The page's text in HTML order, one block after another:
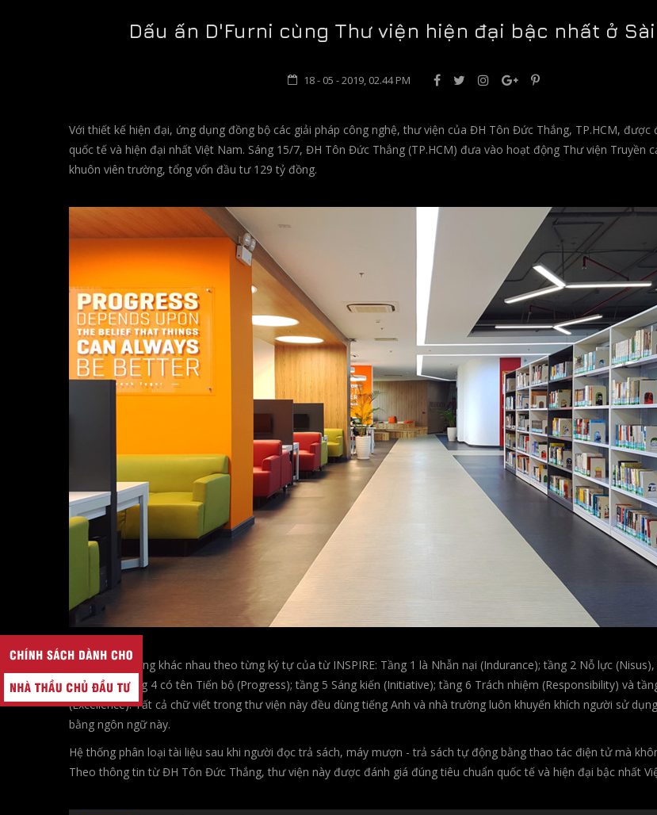
Dấu ấn D'Furni cùng Thư viện hiện đại bậc nhất ở Sài
18 - 05 - 2019, 02.44 PM
Với thiết kế hiện đại, ứng dụng đồng bộ các giải pháp công nghệ, thư viện của ĐH Tôn Đức Thắng, TP.HCM, được
quốc tế và hiện đại nhất Việt Nam. Sáng 15/7, ĐH Tôn Đức Thắng (TP.HCM) đưa vào hoạt động Thư viện Truyền
khuôn viên trường, tổng vốn đầu tư 129 tỷ đồng.
Tên gọi mỗi tầng khác nhau theo từng ký tự của từ INSPIRE: Tầng 1 là Nhẫn nại (Indurance); tầng 2 Nỗ lực
(Sagacity); tầng 4 có tên Tiến bộ (Progress); tầng 5 Sáng kiến (Initiative); tầng 6 Trách nhiệm (Responsibility) và
(Excellence). Tất cả chữ viết trong thư viện này đều dùng tiếng Anh và nhà trường luôn khuyến khích người sử
bằng ngôn ngữ này.
Hệ thống phân loại tài liệu sau khi người đọc trả sách, máy mượn - trả sách tự động bằng thao tác điện tử mà
Theo thông tin từ ĐH Tôn Đức Thắng, thư viện này được đánh giá đúng tiêu chuẩn quốc tế và hiện đại bậc nhất